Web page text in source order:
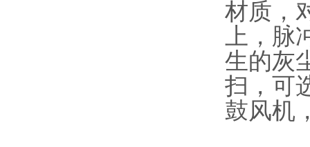
材质，
上，
生的灰
扫，可
鼓风机